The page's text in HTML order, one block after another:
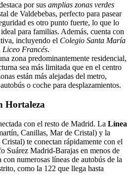
por sus amplias zonas verdes
de Valdebebas, perfecto para pasear
es otro punto fuerte, lo que lo
para familias. Además, cuenta con
incluyendo el Colegio Santa María
Liceo Francés.
zona predominantemente residencial,
sea más limitada que en el centro
están más alejadas del metro,
o coche para desplazamientos.
Hortaleza
con el resto de Madrid. La Línea
Canillas, Mar de Cristal) y la
te conectan rápidamente con el
Suárez Madrid-Barajas en menos de
numerosas líneas de autobús de la
como la 122 que llega hasta